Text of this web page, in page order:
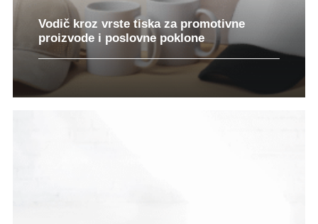
Vodič kroz vrste tiska za promotivne
proizvode i poslovne poklone